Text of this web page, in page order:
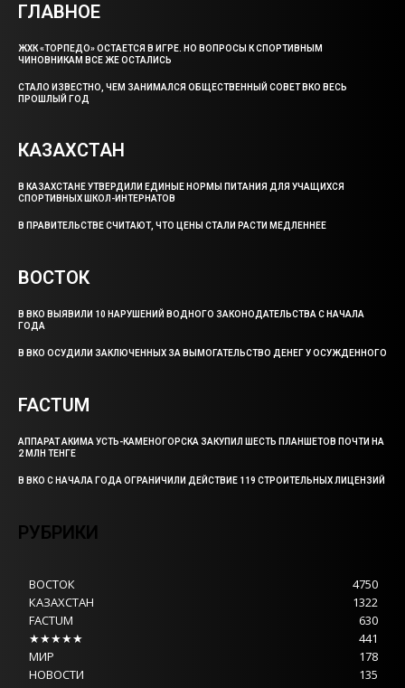
ГЛАВНОЕ
ЖХК «ТОРПЕДО» ОСТАЕТСЯ В ИГРЕ. НО ВОПРОСЫ К СПОРТИВНЫМ
ЧИНОВНИКАМ ВСЕ ЖЕ ОСТАЛИСЬ
СТАЛО ИЗВЕСТНО, ЧЕМ ЗАНИМАЛСЯ ОБЩЕСТВЕННЫЙ СОВЕТ ВКО ВЕСЬ
ПРОШЛЫЙ ГОД
КАЗАХСТАН
В КАЗАХСТАНЕ УТВЕРДИЛИ ЕДИНЫЕ НОРМЫ ПИТАНИЯ ДЛЯ УЧАЩИХСЯ
СПОРТИВНЫХ ШКОЛ-ИНТЕРНАТОВ
В ПРАВИТЕЛЬСТВЕ СЧИТАЮТ, ЧТО ЦЕНЫ СТАЛИ РАСТИ МЕДЛЕННЕЕ
ВОСТОК
В ВКО ВЫЯВИЛИ 10 НАРУШЕНИЙ ВОДНОГО ЗАКОНОДАТЕЛЬСТВА С НАЧАЛА
ГОДА
В ВКО ОСУДИЛИ ЗАКЛЮЧЕННЫХ ЗА ВЫМОГАТЕЛЬСТВО ДЕНЕГ У ОСУЖДЕННОГО
FACTUM
АППАРАТ АКИМА УСТЬ-КАМЕНОГОРСКА ЗАКУПИЛ ШЕСТЬ ПЛАНШЕТОВ ПОЧТИ НА
2 МЛН ТЕНГЕ
В ВКО С НАЧАЛА ГОДА ОГРАНИЧИЛИ ДЕЙСТВИЕ 119 СТРОИТЕЛЬНЫХ ЛИЦЕНЗИЙ
РУБРИКИ
ВОСТОК
4750
КАЗАХСТАН
1322
FACTUM
630
★★★★★
441
МИР
178
НОВОСТИ
135